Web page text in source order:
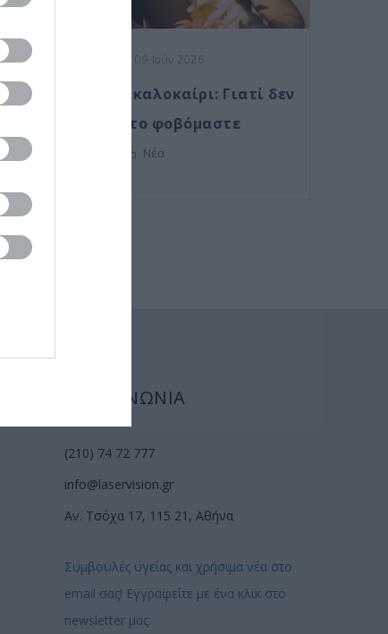
Posted on 09 Ιούν 2026
Laser μυωπίας το καλοκαίρι: Γιατί δεν
πρέπει να το φοβόμαστε
Νέα
ΕΠΙΚΟΙΝΩΝΙΑ
(210) 74 72 777
info@laservision.gr
Αν. Τσόχα 17, 115 21, Αθήνα
Συμβουλές υγείας και χρήσιμα νέα στο
email σας! Εγγραφείτε με ένα κλικ στο
newsletter μας: